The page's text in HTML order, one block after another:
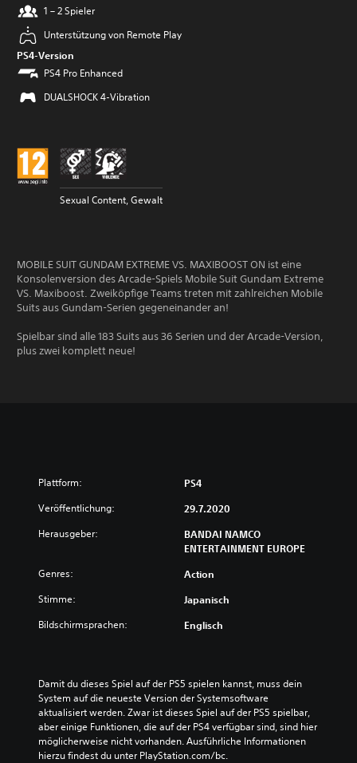
1 – 2 Spieler
Unterstützung von Remote Play
PS4-Version
PS4 Pro Enhanced
DUALSHOCK 4-Vibration
Sexual Content, Gewalt
MOBILE SUIT GUNDAM EXTREME VS. MAXIBOOST ON ist eine
Konsolenversion des Arcade-Spiels Mobile Suit Gundam Extreme
VS. Maxiboost. Zweiköpfige Teams treten mit zahlreichen Mobile
Suits aus Gundam-Serien gegeneinander an!
Spielbar sind alle 183 Suits aus 36 Serien und der Arcade-Version,
plus zwei komplett neue!
Plattform: PS4
Veröffentlichung: 29.7.2020
Herausgeber:
BANDAI NAMCO
ENTERTAINMENT EUROPE
Genres: Action
Stimme: Japanisch
Bildschirmsprachen: Englisch
Damit du dieses Spiel auf der PS5 spielen kannst, muss dein
System auf die neueste Version der Systemsoftware
aktualisiert werden. Zwar ist dieses Spiel auf der PS5 spielbar,
aber einige Funktionen, die auf der PS4 verfügbar sind, sind hier
möglicherweise nicht vorhanden. Ausführliche Informationen
hierzu findest du unter PlayStation.com/bc.